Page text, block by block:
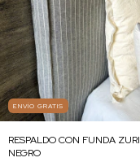
ENVÍO GRATIS
RESPALDO CON FUNDA ZURI
NEGRO